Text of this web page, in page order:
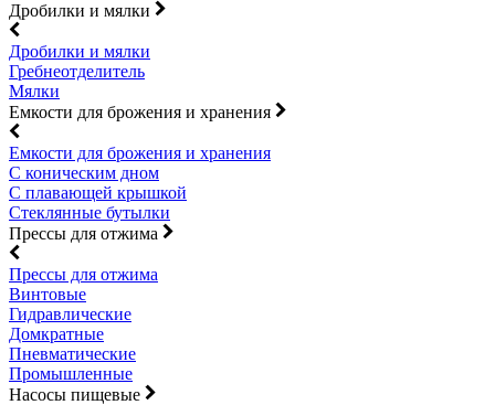
Дробилки и мялки
Дробилки и мялки
Гребнеотделитель
Мялки
Емкости для брожения и хранения
Емкости для брожения и хранения
С коническим дном
С плавающей крышкой
Стеклянные бутылки
Прессы для отжима
Прессы для отжима
Винтовые
Гидравлические
Домкратные
Пневматические
Промышленные
Насосы пищевые